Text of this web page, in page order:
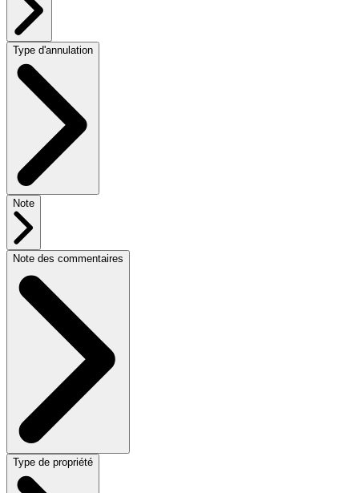
Type d'annulation
Note
Note des commentaires
Type de propriété